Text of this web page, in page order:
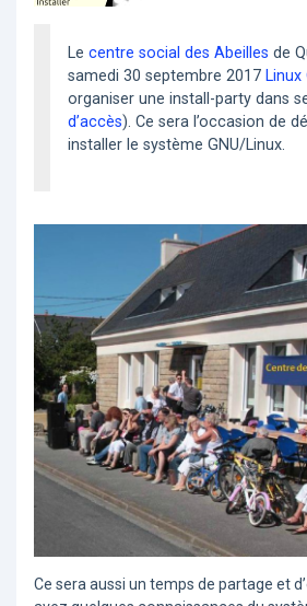
Le centre social des Abeilles de
samedi 30 septembre 2017
organiser une install-party dans
d’accès). Ce sera l’occasion de
installer le système GNU/Linux.
Ce sera aussi un temps de partage et